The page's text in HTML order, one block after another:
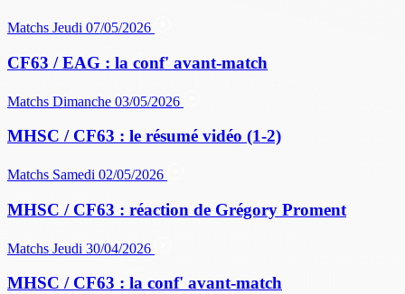
Matchs Jeudi 07/05/2026
CF63 / EAG : la conf' avant-match
Matchs Dimanche 03/05/2026
MHSC / CF63 : le résumé vidéo (1-2)
Matchs Samedi 02/05/2026
MHSC / CF63 : réaction de Grégory Proment
Matchs Jeudi 30/04/2026
MHSC / CF63 : la conf' avant-match